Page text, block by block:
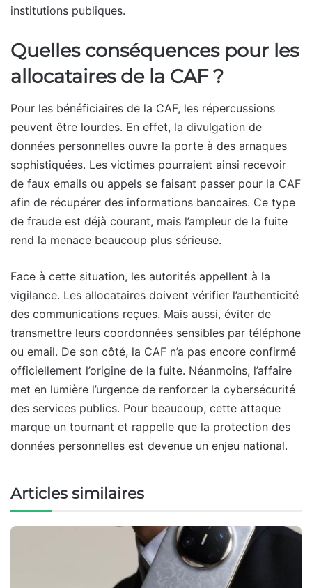
institutions publiques.
Quelles conséquences pour les
allocataires de la CAF ?
Pour les bénéficiaires de la CAF, les répercussions
peuvent être lourdes. En effet, la divulgation de
données personnelles ouvre la porte à des arnaques
sophistiquées. Les victimes pourraient ainsi recevoir
de faux emails ou appels se faisant passer pour la CAF
afin de récupérer des informations bancaires. Ce type
de fraude est déjà courant, mais l’ampleur de la fuite
rend la menace beaucoup plus sérieuse.
Face à cette situation, les autorités appellent à la
vigilance. Les allocataires doivent vérifier l’authenticité
des communications reçues. Mais aussi, éviter de
transmettre leurs coordonnées sensibles par téléphone
ou email. De son côté, la CAF n’a pas encore confirmé
officiellement l’origine de la fuite. Néanmoins, l’affaire
met en lumière l’urgence de renforcer la cybersécurité
des services publics. Pour beaucoup, cette attaque
marque un tournant et rappelle que la protection des
données personnelles est devenue un enjeu national.
Articles similaires